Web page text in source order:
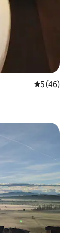
レビュー
5 (46)